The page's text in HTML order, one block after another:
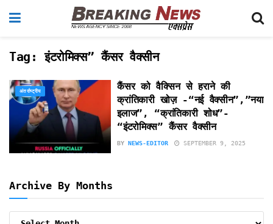
Tag:इंटरोमिक्स” कैंसर वैक्सीन
अंतर्राष्ट्रीय
कैंसर को वैक्सिन से हराने की
क्रांतिकारी खोज़ -“नई वैक्सीन”,”नया
इलाज”, “क्रांतिकारी शोध”-
“इंटरोमिक्स” कैंसर वैक्सीन
BY NEWS-EDITOR SEPTEMBER 9, 2025
Archive By Months